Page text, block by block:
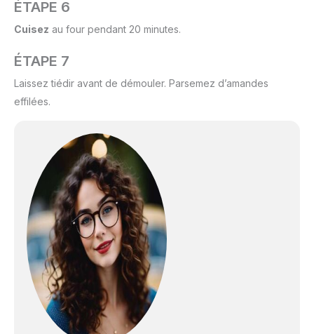
ÉTAPE 6
Cuisez au four pendant 20 minutes.
ÉTAPE 7
Laissez tiédir avant de démouler. Parsemez d’amandes
effilées.